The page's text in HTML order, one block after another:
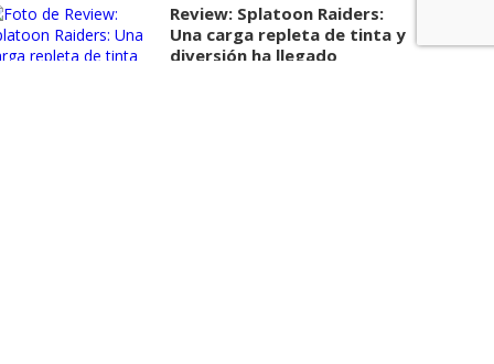
Review: Splatoon Raiders:
Una carga repleta de tinta y
diversión ha llegado